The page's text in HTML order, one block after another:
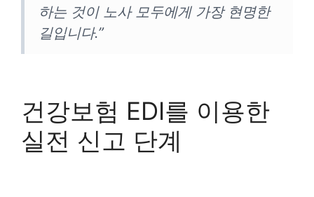
하는 것이 노사 모두에게 가장 현명한
길입니다.”
건강보험 EDI를 이용한
실전 신고 단계